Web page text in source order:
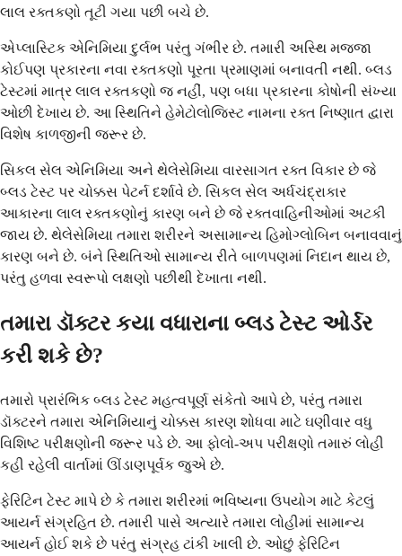
લાલ રક્તકણો તૂટી ગયા પછી બચે છે.
એપ્લાસ્ટિક એનિમિયા દુર્લભ પરંતુ ગંભીર છે. તમારી અસ્થિ મજ્જા
કોઈપણ પ્રકારના નવા રક્તકણો પૂરતા પ્રમાણમાં બનાવતી નથી. બ્લડ
ટેસ્ટમાં માત્ર લાલ રક્તકણો જ નહીં, પણ બધા પ્રકારના કોષોની સંખ્યા
ઓછી દેખાય છે. આ સ્થિતિને હેમેટોલોજિસ્ટ નામના રક્ત નિષ્ણાત દ્વારા
વિશેષ કાળજીની જરૂર છે.
સિકલ સેલ એનિમિયા અને થેલેસેમિયા વારસાગત રક્ત વિકાર છે જે
બ્લડ ટેસ્ટ પર ચોક્કસ પેટર્ન દર્શાવે છે. સિકલ સેલ અર્ધચંદ્રાકાર
આકારના લાલ રક્તકણોનું કારણ બને છે જે રક્તવાહિનીઓમાં અટકી
જાય છે. થેલેસેમિયા તમારા શરીરને અસામાન્ય હિમોગ્લોબિન બનાવવાનું
કારણ બને છે. બંને સ્થિતિઓ સામાન્ય રીતે બાળપણમાં નિદાન થાય છે,
પરંતુ હળવા સ્વરૂપો લક્ષણો પછીથી દેખાતા નથી.
તમારા ડૉક્ટર કયા વધારાના બ્લડ ટેસ્ટ ઓર્ડર
કરી શકે છે?
તમારો પ્રારંભિક બ્લડ ટેસ્ટ મહત્વપૂર્ણ સંકેતો આપે છે, પરંતુ તમારા
ડૉક્ટરને તમારા એનિમિયાનું ચોક્કસ કારણ શોધવા માટે ઘણીવાર વધુ
વિશિષ્ટ પરીક્ષણોની જરૂર પડે છે. આ ફોલો-અપ પરીક્ષણો તમારું લોહી
કહી રહેલી વાર્તામાં ઊંડાણપૂર્વક જુએ છે.
ફેરિટિન ટેસ્ટ માપે છે કે તમારા શરીરમાં ભવિષ્યના ઉપયોગ માટે કેટલું
આયર્ન સંગ્રહિત છે. તમારી પાસે અત્યારે તમારા લોહીમાં સામાન્ય
આયર્ન હોઈ શકે છે પરંતુ સંગ્રહ ટાંકી ખાલી છે. ઓછું ફેરિટિન